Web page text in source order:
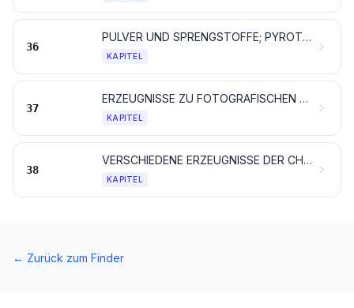
36
PULVER UND SPRENGSTOFFE; PYROTECHNISCHE ARTIKEL; ZÜNDHÖLZER; ZÜNDMETALL-LEGIERUNGEN; LEICHT ENTZÜNDLICHE STOFFE
KAPITEL
37
ERZEUGNISSE ZU FOTOGRAFISCHEN ODER KINEMATOGRAFISCHEN ZWECKEN
KAPITEL
38
VERSCHIEDENE ERZEUGNISSE DER CHEMISCHEN INDUSTRIE
KAPITEL
← Zurück zum Finder